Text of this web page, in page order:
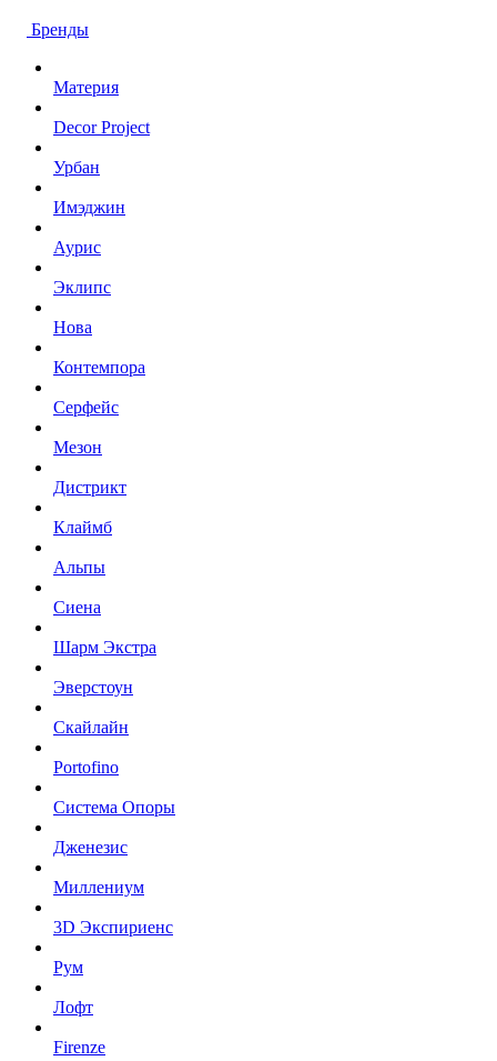
Бренды
Материя
Decor Project
Урбан
Имэджин
Аурис
Эклипс
Нова
Контемпора
Серфейс
Мезон
Дистрикт
Клаймб
Альпы
Сиена
Шарм Экстра
Эверстоун
Скайлайн
Portofino
Система Опоры
Дженезис
Миллениум
3D Экспириенс
Рум
Лофт
Firenze